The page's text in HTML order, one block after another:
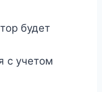
будет
с учетом